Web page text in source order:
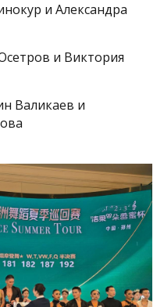
и Александра
и Виктория
Валикаев и